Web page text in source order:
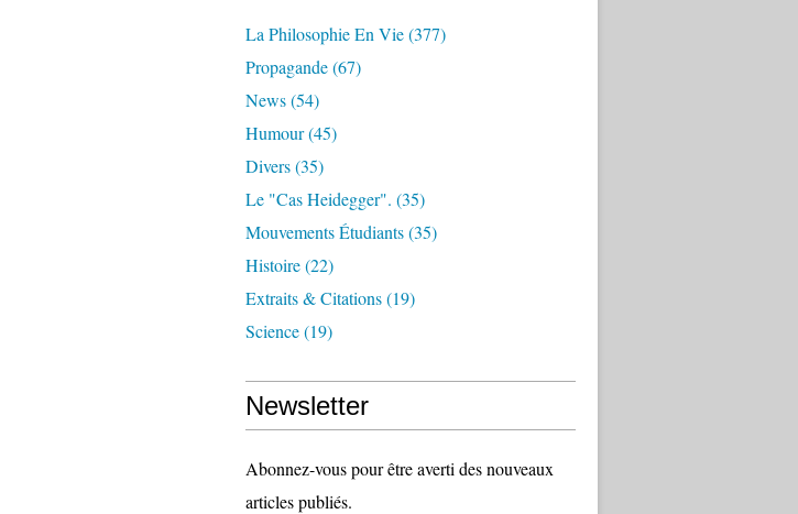
La Philosophie En Vie(377)
Propagande(67)
News(54)
Humour(45)
Divers(35)
Le "cas Heidegger". (35)
Mouvements Étudiants(35)
Histoire(22)
Extraits & Citations(19)
Science(19)
Newsletter
Abonnez-vous pour être averti des nouveaux
articles publiés.